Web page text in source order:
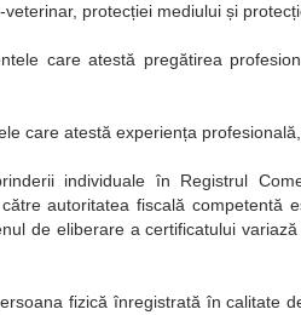
protecției mediului și
care atestă pregătirea
care atestă experiența
individuale în Registrul
autoritatea fiscală competentă
de eliberare a certificatului
fizică înregistrată în calitate